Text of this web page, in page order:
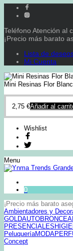
Teléfono Atención al
¡Precio más barato
Lista de
Mi Cuenta
Mini Resinas Flor
2,75 €Añadir al
Wishlist
Menu
0
¡Precio más barato
Ambientadores y
GOLD
PRESENCIALES
PeluqueríaMODA
Concept